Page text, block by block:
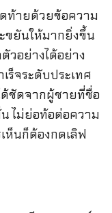
ท้ายด้วยข้อความ
ขยันให้มากยิ่งขึ้น
วอย่างได้อย่าง
ร็จระดับประเทศ
ด้ชัดจากผู้ชายที่ชื่อ
ไม่ย่อท้อต่อความ
ห็นก็ต้องกดเลิฟ